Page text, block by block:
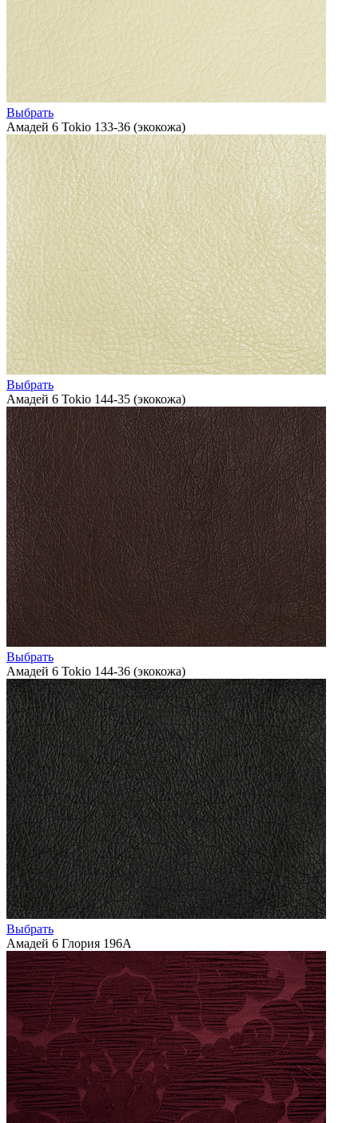
Выбрать
Амадей 6 Tokio 133-36 (экокожа)
Выбрать
Амадей 6 Tokio 144-35 (экокожа)
Выбрать
Амадей 6 Tokio 144-36 (экокожа)
Выбрать
Амадей 6 Глория 196А